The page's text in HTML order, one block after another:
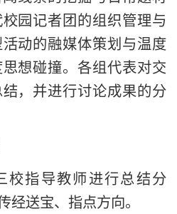
园记者团的组织管理与
动的融媒体策划与温度
想碰撞。各组代表对交
，并进行讨论成果的分
校指导教师进行总结分
经送宝、指点方向。